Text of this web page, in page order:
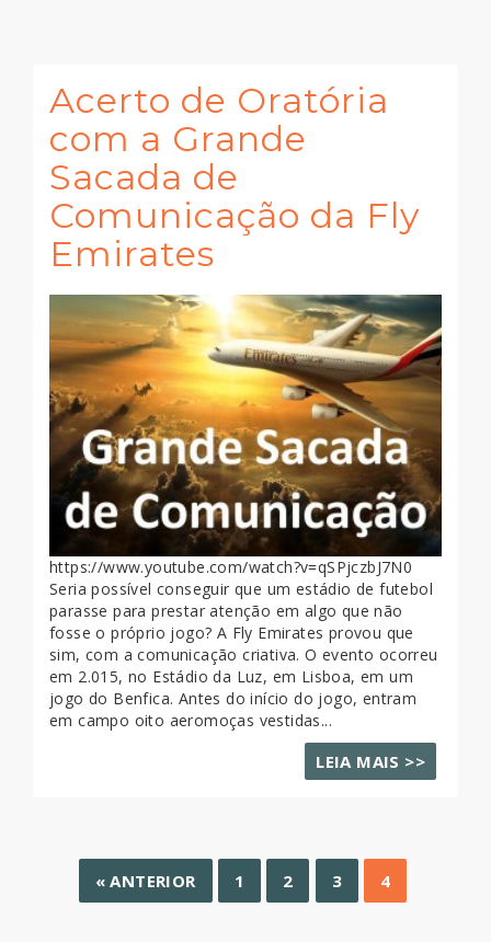
Acerto de Oratória
com a Grande
Sacada de
Comunicação da Fly
Emirates
https://www.youtube.com/watch?v=qSPjczbJ7N0
Seria possível conseguir que um estádio de futebol
parasse para prestar atenção em algo que não
fosse o próprio jogo? A Fly Emirates provou que
sim, com a comunicação criativa. O evento ocorreu
em 2.015, no Estádio da Luz, em Lisboa, em um
jogo do Benfica. Antes do início do jogo, entram
em campo oito aeromoças vestidas...
LEIA MAIS >>
« ANTERIOR 1 2 3 4